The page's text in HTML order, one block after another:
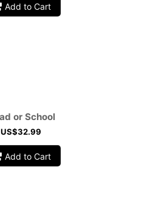
Add to Cart
or School
US$32.99
Add to Cart